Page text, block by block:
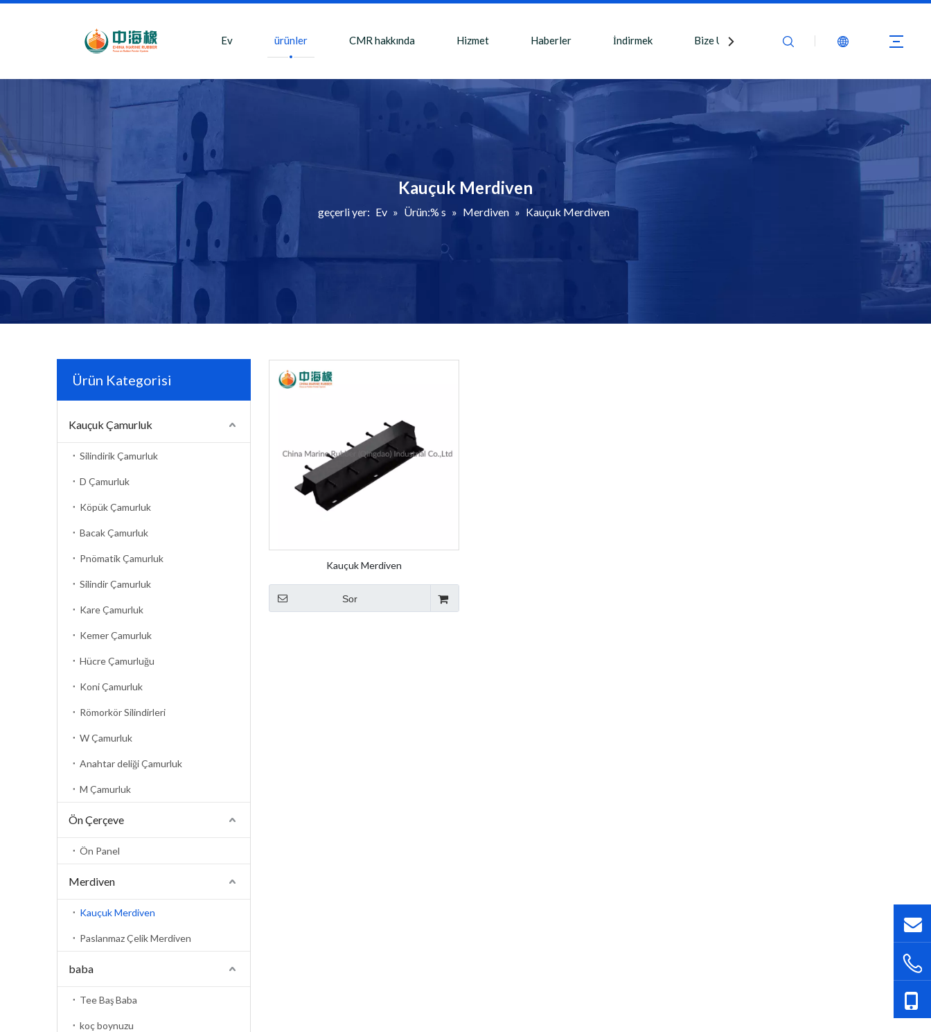
Ev ürünler CMR hakkında Hizmet Haberler İndirmek Bize Ulaşın
Kauçuk Merdiven
geçerli yer: Ev » Ürün:% s » Merdiven » Kauçuk Merdiven
Ürün Kategorisi
Kauçuk Çamurluk
Silindirik Çamurluk
D Çamurluk
Köpük Çamurluk
Bacak Çamurluk
Pnömatik Çamurluk
Silindir Çamurluk
Kare Çamurluk
Kemer Çamurluk
Hücre Çamurluğu
Koni Çamurluk
Römorkör Silindirleri
W Çamurluk
Anahtar deliği Çamurluk
M Çamurluk
Ön Çerçeve
Ön Panel
Merdiven
Kauçuk Merdiven
Paslanmaz Çelik Merdiven
baba
Tee Baş Baba
koç boynuzu
Kauçuk Merdiven
Sor